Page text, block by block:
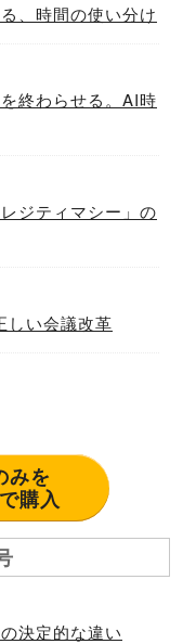
、時間の使い分け
終わらせる。AI時
ジティマシー」の
しい会議改革
みを
)で購入
決定的な違い